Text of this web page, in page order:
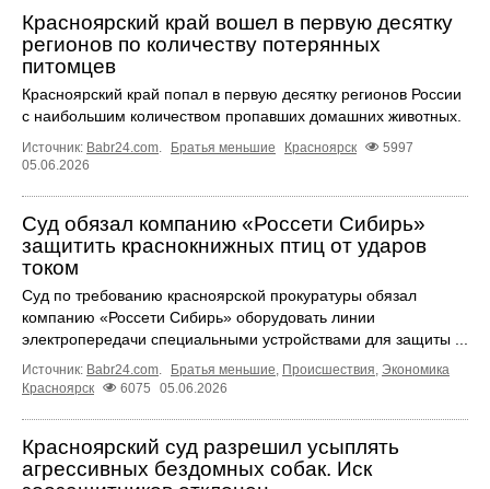
Красноярский край вошел в первую десятку
регионов по количеству потерянных
питомцев
Красноярский край попал в первую десятку регионов России
с наибольшим количеством пропавших домашних животных.
Источник: Babr24.com. Братья меньшие Красноярск
5997
05.06.2026
Суд обязал компанию «Россети Сибирь»
защитить краснокнижных птиц от ударов
током
Суд по требованию красноярской прокуратуры обязал
компанию «Россети Сибирь» оборудовать линии
электропередачи специальными устройствами для защиты ...
Источник: Babr24.com. Братья меньшие, Происшествия, Экономика
Красноярск
6075 05.06.2026
Красноярский суд разрешил усыплять
агрессивных бездомных собак. Иск